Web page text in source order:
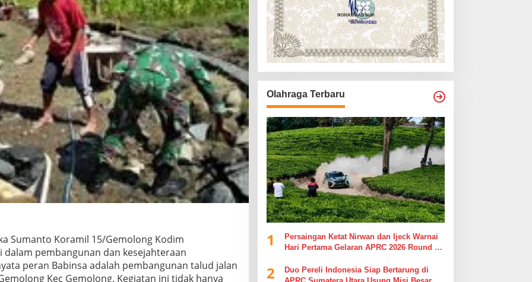
Sumanto Koramil 15/Gemolong Kodim
pembangunan dan kesejahteraan
peran Babinsa adalah pembangunan talud jalan
Kec Gemolong. Kegiatan ini tidak hanya
Olahraga Terbaru
1
Persaingan Ketat Nirwan dan Ijeck Warnai
Hari Pertama Gelaran APRC 2026 Round 3
2
Duo Pereli Indonesia Siap Bertarung di